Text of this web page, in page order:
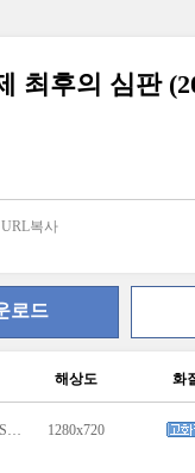
최후의 심판
URL복사
로드
해상도 화
[Ohys-Raws] Gekijouban Infini-T Force Gatchaman - Saraba Tomo yo (BD 1280x720 x264 AAC).mp4 1280x720